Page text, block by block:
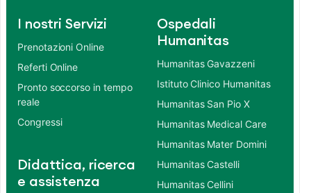
I nostri Servizi
Prenotazioni Online
Referti Online
Pronto soccorso in tempo
reale
Congressi
Didattica, ricerca
e assistenza
Ospedali
Humanitas
Humanitas Gavazzeni
Istituto Clinico Humanitas
Humanitas San Pio X
Humanitas Medical Care
Humanitas Mater Domini
Humanitas Castelli
Humanitas Cellini